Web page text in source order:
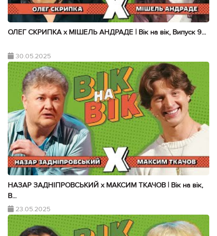
ОЛЕГ СКРИПКА х МІШЕЛЬ АНДРАДЕ | Вік на вік, Випуск 9...
30.05.2025
НАЗАР ЗАДНІПРОВСЬКИЙ х МАКСИМ ТКАЧОВ | Вік на вік,
В...
23.05.2025